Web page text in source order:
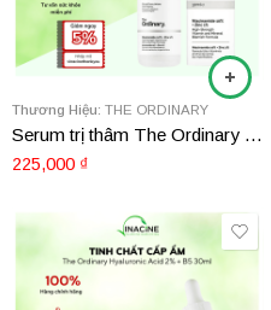
Thương Hiệu: THE ORDINARY
Serum trị thâm The Ordinary Niacinamide 10% + Zinc 1% 30ml
225,000 ₫